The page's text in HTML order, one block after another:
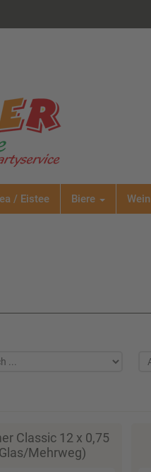
/ Eistee Biere Wein
Classic 12 x 0,75
Mehrweg)